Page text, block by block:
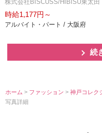
株式会社BISCUSS/HIBISU東太田
時給1,177円～
アルバイト・パート / 大阪府
続
ホーム > ファッション>神戸コレク
写真詳細